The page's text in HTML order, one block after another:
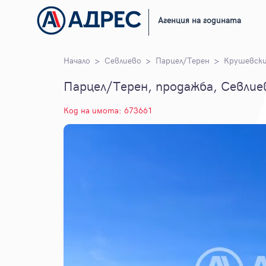
Агенция на годината
Начало Севлиево Парцел/Терен
Парцел/Терен, продажба,
Код на имота: 673661